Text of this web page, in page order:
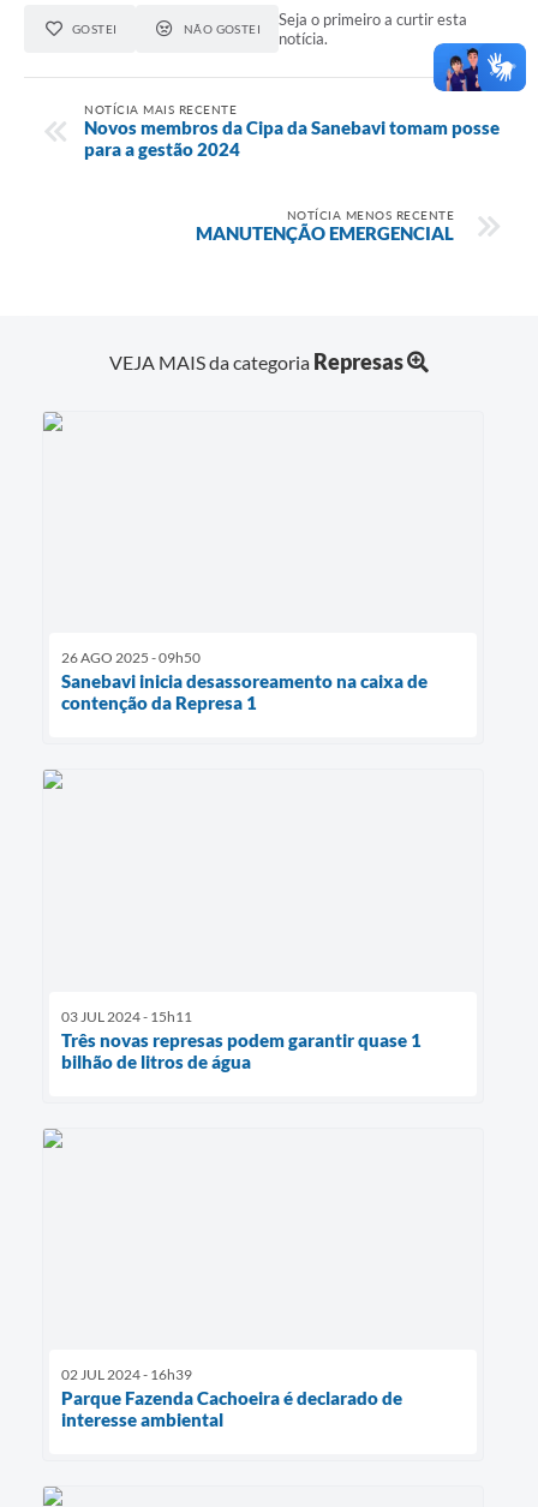
GOSTEI NÃO GOSTEI
Seja o primeiro a curtir esta
notícia.
NOTÍCIA MAIS RECENTE
Novos membros da Cipa da Sanebavi tomam posse
para a gestão 2024
NOTÍCIA MENOS RECENTE
MANUTENÇÃO EMERGENCIAL
VEJA MAIS da categoria Represas
26 AGO 2025 - 09h50
Sanebavi inicia desassoreamento na caixa de
contenção da Represa 1
03 JUL 2024 - 15h11
Três novas represas podem garantir quase 1
bilhão de litros de água
02 JUL 2024 - 16h39
Parque Fazenda Cachoeira é declarado de
interesse ambiental